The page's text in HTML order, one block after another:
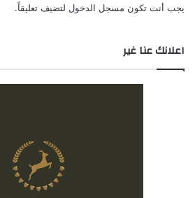
يجب أنت تكون مسجل الدخول لتضيف تعليقاً.
اعلانك عنا غير